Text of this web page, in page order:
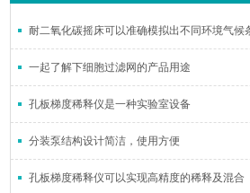
耐二氧化碳摇床可以准确模拟出不同环境气候
一起了解下细胞过滤网的产品用途
孔板梯度稀释仪是一种实验室设备
分装泵结构设计简洁，使用方便
孔板梯度稀释仪可以实现高精度的稀释及混合